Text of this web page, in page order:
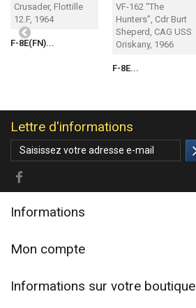
F-8E(FN)...
F-8E...
Lettre d'informations
Informations
Mon compte
Informations sur votre boutique